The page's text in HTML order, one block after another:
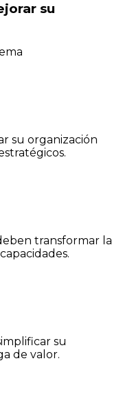
su
su organización
transformar la
su
de valor.